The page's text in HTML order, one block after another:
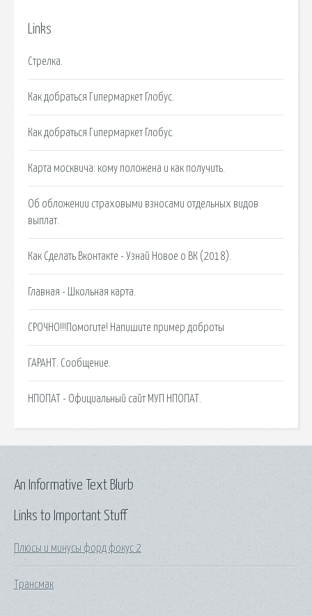
Links
Стрелка.
Как добраться Гипермаркет Глобус.
Как добраться Гипермаркет Глобус.
Карта москвича: кому положена и как получить.
Об обложении страховыми взносами отдельных видов
выплат.
Как Сделать Вконтакте - Узнай Новое о ВК (2018).
Главная - Школьная карта.
СРОЧНО!!!Помогите! Напишите пример доброты
ГАРАНТ. Сообщение.
НПОПАТ - Официальный сайт МУП НПОПАТ.
Links to Important Stuff
Плюсы и минусы форд фокус 2
Трансмак
An Informative Text Blurb